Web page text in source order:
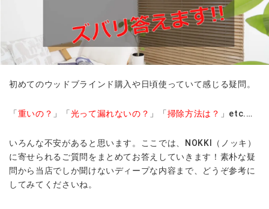
初めてのウッドブラインド購入や日頃使っていて感じる疑問。
「重いの？ 」 「光って漏れないの？ 」 「掃除方法は？ 」etc.…
いろんな不安があると思います。ここでは、NOKKI（ノッキ）
に寄せられるご質問をまとめてお答えしていきます！素朴な疑
問から当店でしか聞けないディープな内容まで、どうぞ参考に
してみてくださいね。